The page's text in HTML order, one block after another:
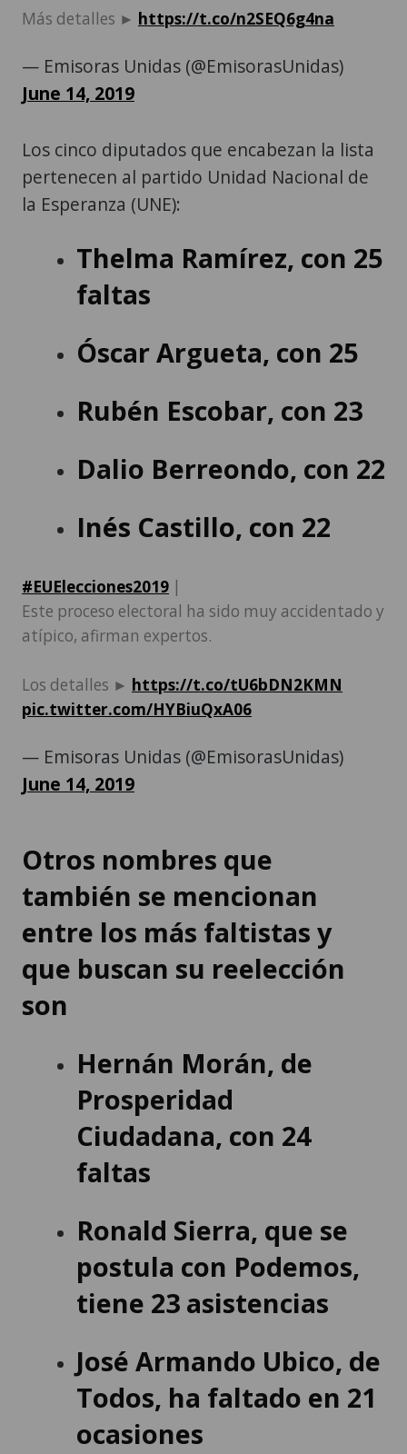
Más detalles ► https://t.co/n2SEQ6g4na
— Emisoras Unidas (@EmisorasUnidas)
June 14, 2019
Los cinco diputados que encabezan la lista
pertenecen al partido Unidad Nacional de
la Esperanza (UNE):
Thelma Ramírez, con 25
faltas
Óscar Argueta, con 25
Rubén Escobar, con 23
Dalio Berreondo, con 22
Inés Castillo, con 22
#EUElecciones2019 |
Este proceso electoral ha sido muy accidentado y
atípico, afirman expertos.
Los detalles ► https://t.co/tU6bDN2KMN
pic.twitter.com/HYBiuQxA06
— Emisoras Unidas (@EmisorasUnidas)
June 14, 2019
Otros nombres que
también se mencionan
entre los más faltistas y
que buscan su reelección
son
Hernán Morán, de
Prosperidad
Ciudadana, con 24
faltas
Ronald Sierra, que se
postula con Podemos,
tiene 23 asistencias
José Armando Ubico, de
Todos, ha faltado en 21
ocasiones